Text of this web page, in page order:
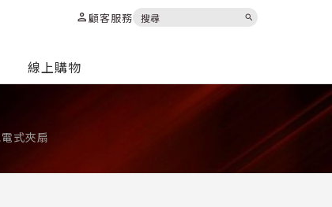
person顧客服務 search
線上購物
式夾扇